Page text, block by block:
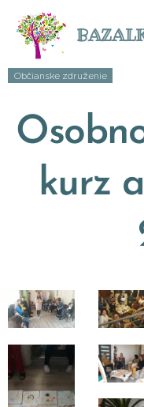
Občianske združenie
kurz